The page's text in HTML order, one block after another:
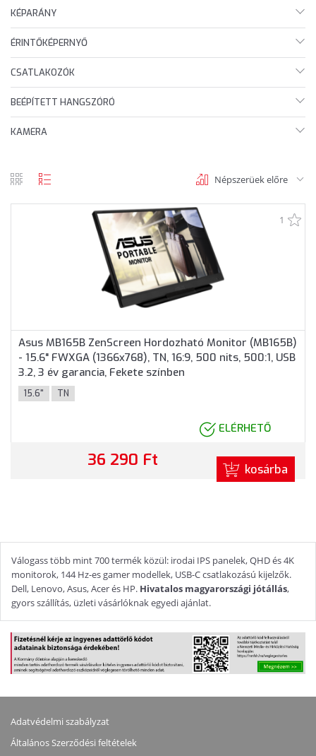
KÉPARÁNY
ÉRINTŐKÉPERNYŐ
CSATLAKOZÓK
BEÉPÍTETT HANGSZÓRÓ
KAMERA
Népszerüek előre
1
Asus MB165B ZenScreen Hordozható Monitor (MB165B)
- 15.6" FWXGA (1366x768), TN, 16:9, 500 nits, 500:1, USB
3.2, 3 év garancia, Fekete színben
15.6" TN
ELÉRHETŐ
36 290 Ft kosárba
Válogass több mint 700 termék közül: irodai IPS panelek, QHD és 4K
monitorok, 144 Hz-es gamer modellek, USB-C csatlakozású kijelzők.
Dell, Lenovo, Asus, Acer és HP. Hivatalos magyarországi jótállás,
gyors szállítás, üzleti vásárlóknak egyedi ajánlat.
Adatvédelmi szabályzat
Általános Szerződési feltételek